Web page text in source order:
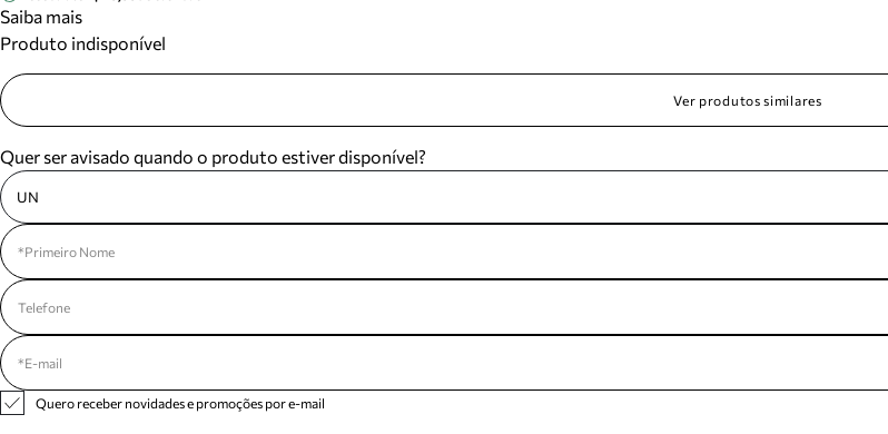
Saiba mais
Produto indisponível
Ver produtos similares
Quer ser avisado quando o produto estiver disponível?
UN
Quero receber novidades e promoções por e-mail